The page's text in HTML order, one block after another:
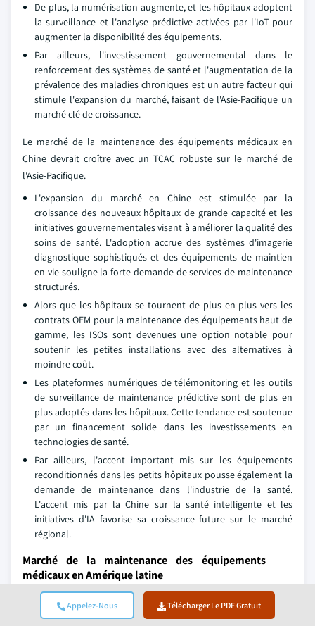
Appelez-Nous Télécharger Le PDF Gratuit
De plus, la numérisation augmente, et les hôpitaux adoptent
la surveillance et l'analyse prédictive activées par l'IoT pour
augmenter la disponibilité des équipements.
Par ailleurs, l'investissement gouvernemental dans le
renforcement des systèmes de santé et l'augmentation de la
prévalence des maladies chroniques est un autre facteur qui
stimule l'expansion du marché, faisant de l'Asie-Pacifique un
marché clé de croissance.
Le marché de la maintenance des équipements médicaux en
Chine devrait croître avec un TCAC robuste sur le marché de
l'Asie-Pacifique.
L'expansion du marché en Chine est stimulée par la
croissance des nouveaux hôpitaux de grande capacité et les
initiatives gouvernementales visant à améliorer la qualité des
soins de santé. L'adoption accrue des systèmes d'imagerie
diagnostique sophistiqués et des équipements de maintien
en vie souligne la forte demande de services de maintenance
structurés.
Alors que les hôpitaux se tournent de plus en plus vers les
contrats OEM pour la maintenance des équipements haut de
gamme, les ISOs sont devenues une option notable pour
soutenir les petites installations avec des alternatives à
moindre coût.
Les plateformes numériques de télémonitoring et les outils
de surveillance de maintenance prédictive sont de plus en
plus adoptés dans les hôpitaux. Cette tendance est soutenue
par un financement solide dans les investissements en
technologies de santé.
Par ailleurs, l'accent important mis sur les équipements
reconditionnés dans les petits hôpitaux pousse également la
demande de maintenance dans l'industrie de la santé.
L'accent mis par la Chine sur la santé intelligente et les
initiatives d'IA favorise sa croissance future sur le marché
régional.
Marché de la maintenance des équipements
médicaux en Amérique latine
Le Brésil domine le marché latino-américain, affichant une
croissance remarquable pendant la période d'analyse.